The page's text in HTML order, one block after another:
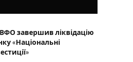
завершив ліквідацію
«Національні